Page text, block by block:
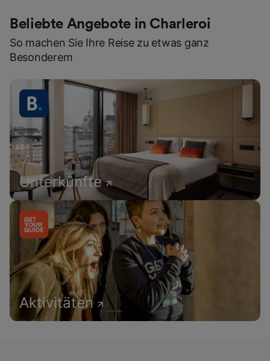
Beliebte Angebote in Charleroi
So machen Sie Ihre Reise zu etwas ganz
Besonderem
Unterkünfte
Aktivitäten